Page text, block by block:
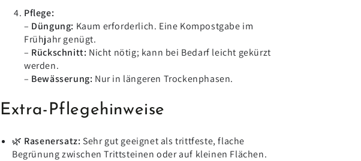
Pflege:
– Düngung: Kaum erforderlich. Eine Kompostgabe im
Frühjahr genügt.
– Rückschnitt: Nicht nötig; kann bei Bedarf leicht gekürzt
werden.
– Bewässerung: Nur in längeren Trockenphasen.
Extra-Pflegehinweise
🌿 Rasenersatz: Sehr gut geeignet als trittfeste, flache
Begrünung zwischen Trittsteinen oder auf kleinen Flächen.